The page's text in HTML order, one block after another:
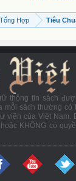
Hợp Tiêu
thông tin sách
mỗi sách thường có
viện của Việt Nam.
KHÔNG có